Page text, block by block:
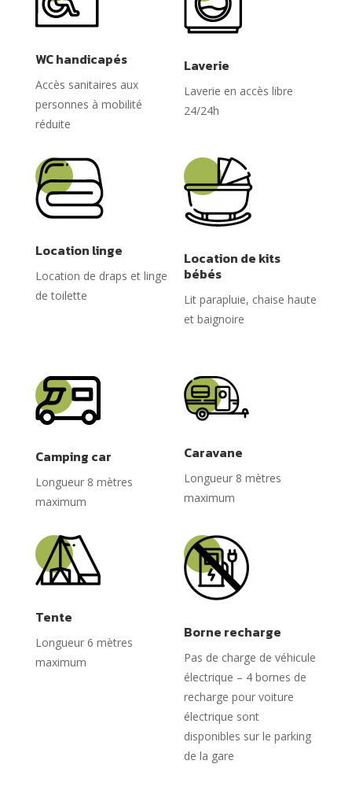
WC handicapés
Accès sanitaires aux
personnes à mobilité
réduite
Laverie
Laverie en accès libre
24/24h
Location linge
Location de draps et linge
de toilette
Location de kits
bébés
Lit parapluie, chaise haute
et baignoire
Camping car
Longueur 8 mètres
maximum
Caravane
Longueur 8 mètres
maximum
Tente
Longueur 6 mètres
maximum
Borne recharge
Pas de charge de véhicule
électrique – 4 bornes de
recharge pour voiture
électrique sont
disponibles sur le parking
de la gare